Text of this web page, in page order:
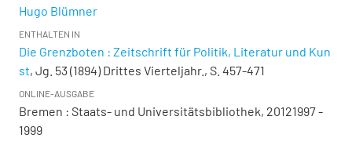
Hugo Blümner
ENTHALTEN IN
Die Grenzboten : Zeitschrift für Politik, Literatur und Kun
st, Jg. 53 (1894) Drittes Vierteljahr., S. 457-471
ONLINE-AUSGABE
Bremen : Staats- und Universitätsbibliothek, 20121997 -
1999